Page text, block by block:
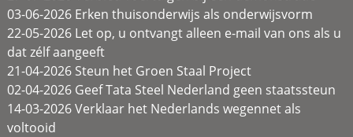
03-06-2026 Erken thuisonderwijs als onderwijsvorm
22-05-2026 Let op, u ontvangt alleen e-mail van ons als u
dat zélf aangeeft
21-04-2026 Steun het Groen Staal Project
02-04-2026 Geef Tata Steel Nederland geen staatssteun
14-03-2026 Verklaar het Nederlands wegennet als
voltooid